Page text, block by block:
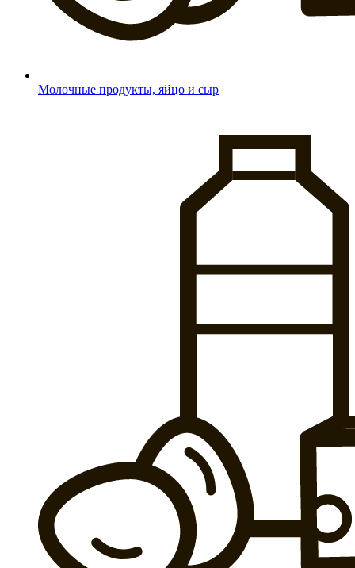
Молочные продукты, яйцо и сыр